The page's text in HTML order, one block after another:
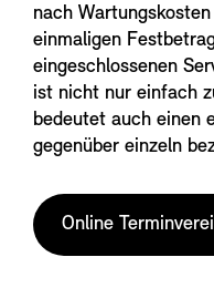
nach
einmaligen
eingeschlossenen
ist nicht nur einfach
bedeutet auch einen
gegenüber einzeln
Online